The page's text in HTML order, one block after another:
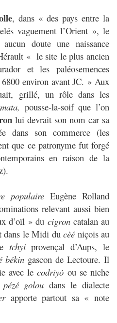
, dans « des pays entre la
vaguement l’Orient », le
doute une naissance
« le site le plus ancien
et les paléosemences
environ avant JC. » Aux
grillé, un rôle dans les
pousse-la-soif que l’on
lui devrait son nom car sa
dans son commerce (les
que ce patronyme fut forgé
en raison de la
populaireEugène Rolland
relevant aussi bien
d’oïl » du cigroncatalan au
dans le Midi du cèé niçois au
tchyiprovençal d’Aups, le
békin gascon de Lectoure. Il
avec lecodriyò ou se niche
pézé golou dans le dialecte
apporte partout sa « note